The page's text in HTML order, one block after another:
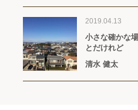
2019.04.13
小さな確かな
とだけれど
清水 健太